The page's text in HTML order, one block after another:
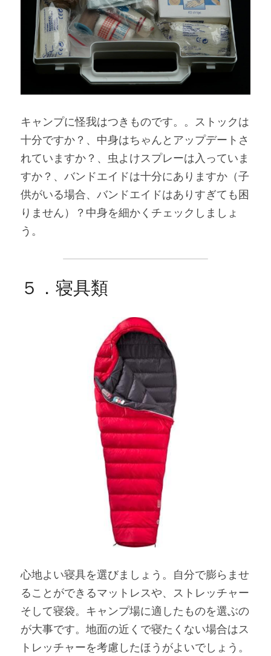
キャンプに怪我はつきものです。。ストックは
十分ですか？、中身はちゃんとアップデートさ
れていますか？、虫よけスプレーは入っていま
すか？、バンドエイドは十分にありますか（子
供がいる場合、バンドエイドはありすぎても困
りません）？中身を細かくチェックしましょ
う。
５．寝具類
心地よい寝具を選びましょう。自分で膨らませ
ることができるマットレスや、ストレッチャー
そして寝袋。キャンプ場に適したものを選ぶの
が大事です。地面の近くで寝たくない場合はス
トレッチャーを考慮したほうがよいでしょう。